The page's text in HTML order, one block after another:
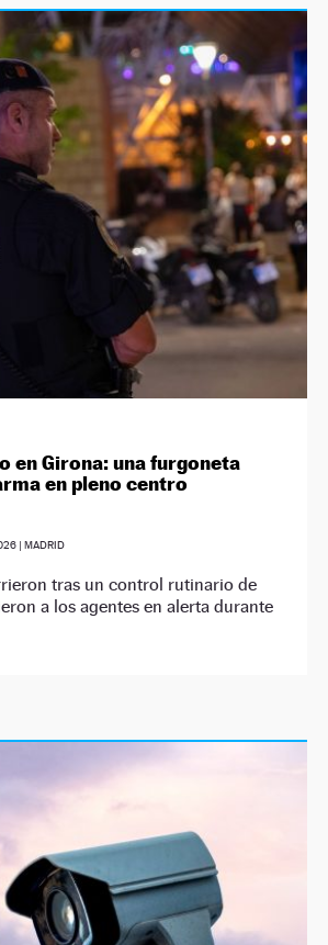
en Girona: una furgoneta
en pleno centro
| MADRID
tras un control rutinario de
a los agentes en alerta durante